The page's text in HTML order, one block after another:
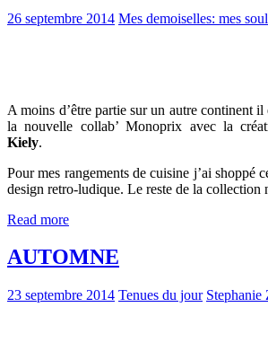
26 septembre 2014 Mes demoiselles: mes
A moins d’être partie sur un autre continent
la nouvelle collab’ Monoprix avec la
Kiely.
Pour mes rangements de cuisine j’ai shoppé
design retro-ludique. Le reste de la collection
Read more
AUTOMNE
23 septembre 2014 Tenues du jour